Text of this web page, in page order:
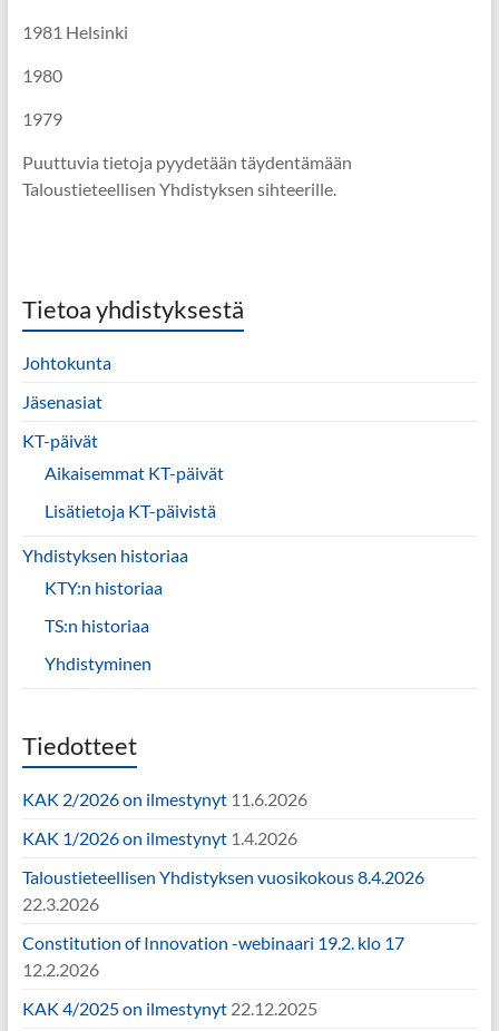
1981 Helsinki
1980
1979
Puuttuvia tietoja pyydetään täydentämään
Taloustieteellisen Yhdistyksen sihteerille.
Tietoa yhdistyksestä
Johtokunta
Jäsenasiat
KT-päivät
Aikaisemmat KT-päivät
Lisätietoja KT-päivistä
Yhdistyksen historiaa
KTY:n historiaa
TS:n historiaa
Yhdistyminen
Tiedotteet
KAK 2/2026 on ilmestynyt11.6.2026
KAK 1/2026 on ilmestynyt1.4.2026
Taloustieteellisen Yhdistyksen vuosikokous 8.4.2026
22.3.2026
Constitution of Innovation -webinaari 19.2. klo 17
12.2.2026
KAK 4/2025 on ilmestynyt22.12.2025